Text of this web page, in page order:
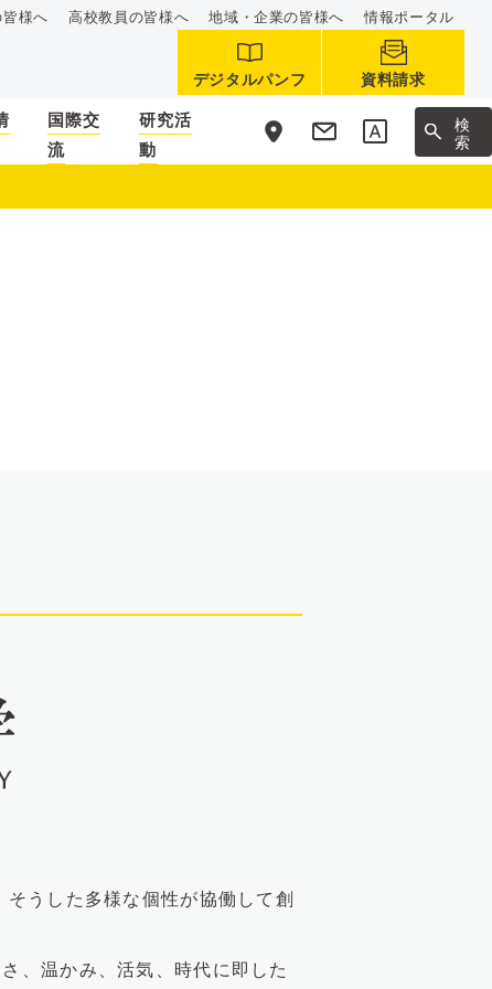
様へ 高校教員の皆様へ 地域・企業の皆様へ 情報ポータル
デジタルパンフ 資料請求
国際交
流
研究活
動
サ
イ
ト
内
検
索
うした多様な個性が協働して創
、温かみ、活気、時代に即した